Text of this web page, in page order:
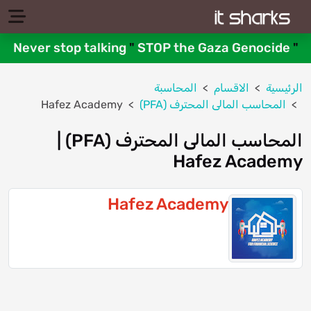
Never stop talking " STOP the Gaza Genocide "
الرئيسية الاقسام
المحاسبة
المحاسب المالى المحترف (PFA)
Hafez Academy
المحاسب المالى المحترف (PFA) |
Hafez Academy
Hafez Academy